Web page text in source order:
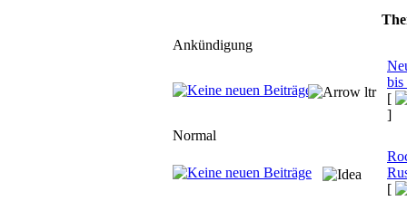
Ankündigung
bis
[
]
Normal
[